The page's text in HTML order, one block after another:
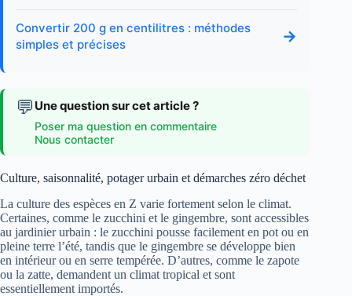
Convertir 200 g en centilitres : méthodes
simples et précises
→
💬 Une question sur cet article ?
Poser ma question en commentaire
Nous contacter
Culture, saisonnalité, potager urbain et démarches zéro déchet
La culture des espèces en Z varie fortement selon le climat.
Certaines, comme le zucchini et le gingembre, sont accessibles
au jardinier urbain : le zucchini pousse facilement en pot ou en
pleine terre l’été, tandis que le gingembre se développe bien
en intérieur ou en serre tempérée. D’autres, comme le zapote
ou la zatte, demandent un climat tropical et sont
essentiellement importés.